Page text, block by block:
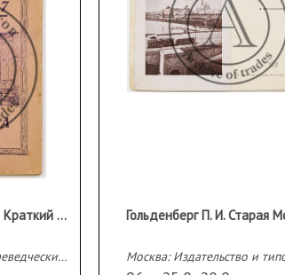
Железняк В.С. Вологда: Краткий путеводитель по мемориальным, архитектурным и живописным памятникам.
Вологда: Областной краеведческий музей, 1947 г.
Гольденберг П. И. Старая